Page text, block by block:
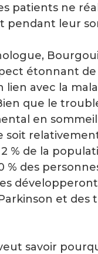
patients ne
pendant leur
étonnant de
lien avec la
que le
en sommeil
soit
% de la
% des
et des
savoir